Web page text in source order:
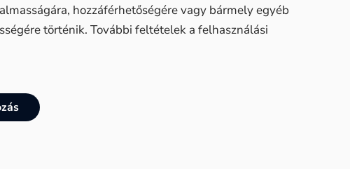
hozzáférhetőségére vagy bármely egyéb
történik. További feltételek a felhasználási